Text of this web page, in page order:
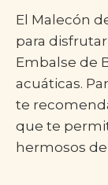
El Malecón
para
Embalse de
acuáticas.
te
que te
hermosos